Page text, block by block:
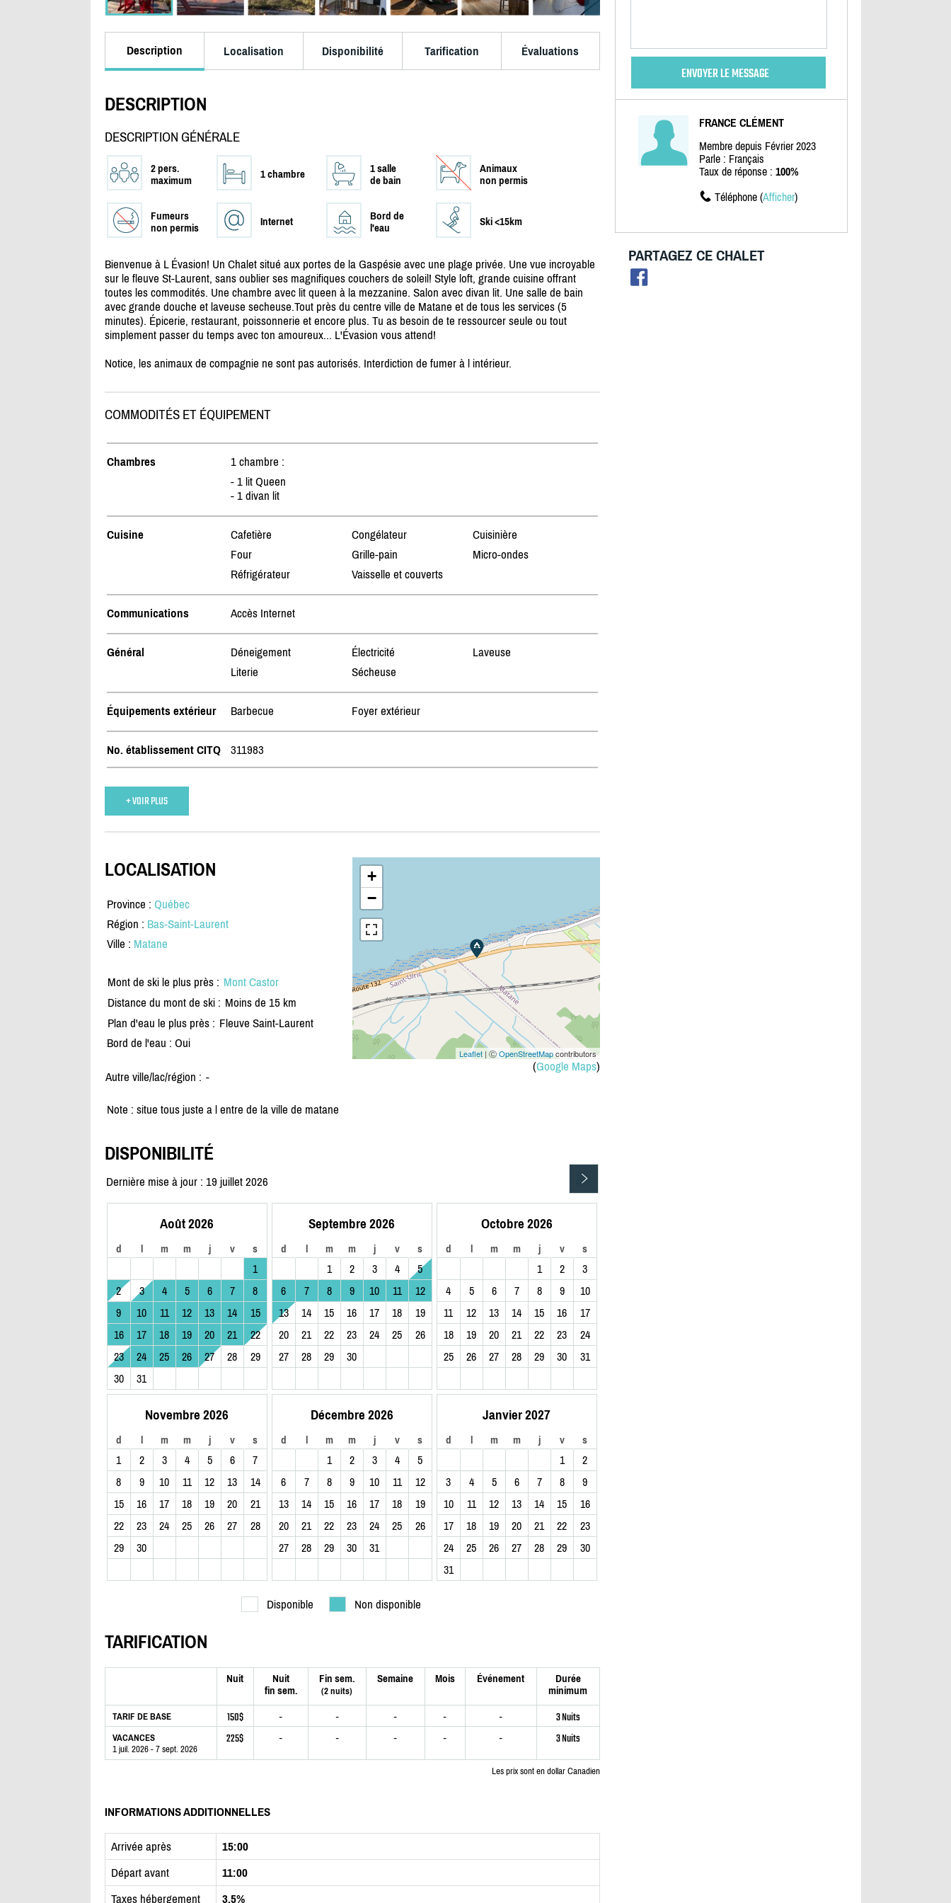
Description Localisation Disponibilité Tarification Évaluations
DESCRIPTION
DESCRIPTION GÉNÉRALE
2 pers.
maximum
1 chambre
1 salle
de bain
Animaux
non permis
Fumeurs
non permis
Internet
Bord de
l'eau
Ski <15km
Bienvenue à L Évasion! Un Chalet situé aux portes de la Gaspésie avec une plage privée. Une vue incroyable
sur le fleuve St-Laurent, sans oublier ses magnifiques couchers de soleil! Style loft, grande cuisine offrant
toutes les commodités. Une chambre avec lit queen à la mezzanine. Salon avec divan lit. Une salle de bain
avec grande douche et laveuse secheuse.Tout près du centre ville de Matane et de tous les services (5
minutes). Épicerie, restaurant, poissonnerie et encore plus. Tu as besoin de te ressourcer seule ou tout
simplement passer du temps avec ton amoureux... L'Évasion vous attend!
Notice, les animaux de compagnie ne sont pas autorisés. Interdiction de fumer à l intérieur.
COMMODITÉS ET ÉQUIPEMENT
Chambres
1 chambre :
- 1 lit Queen
- 1 divan lit
Cuisine Cafetière Congélateur
Cuisinière
Four
Grille-pain
Micro-ondes
Réfrigérateur
Vaisselle et couverts
Communications Accès Internet
Général Déneigement Électricité
Laveuse
Literie
Sécheuse
Équipements extérieur Barbecue Foyer extérieur
No. établissement CITQ 311983
+ VOIR PLUS
+
−
Leaflet| ⒸOpenStreetMapcontributors
(Google Maps)
LOCALISATION
Province : Québec
Région : Bas-Saint-Laurent
Ville : Matane
Mont de ski le plus près : Mont Castor
Distance du mont de ski : Moins de 15 km
Plan d'eau le plus près : Fleuve Saint-Laurent
Bord de l'eau : Oui
Autre ville/lac/région : -
Note : situe tous juste a l entre de la ville de matane
DISPONIBILITÉ
Dernière mise à jour : 19 juillet 2026
Août 2026
d l m m j v s
1
2
3 4 5 6 7
8
9
10 11 12 13 14
15
16
17 18 19 20 21
22
23
24 25 26 27 28
29
30
31
Septembre 2026
d l m m j v s
1 2 3 4
5
6
7 8 9 10 11
12
13
14 15 16 17 18
19
20
21 22 23 24 25
26
27
28 29 30
Octobre 2026
d l m m j v s
1 2
3
4
5 6 7 8 9
10
11
12 13 14 15 16
17
18
19 20 21 22 23
24
25
26 27 28 29 30 31
Novembre 2026
d l m m j v s
1 2 3 4 5 6
7
8
9 10 11 12 13
14
15
16 17 18 19 20
21
22
23 24 25 26 27
28
29
30
Décembre 2026
d l m m j v s
1 2 3 4
5
6
7 8 9 10 11
12
13
14 15 16 17 18
19
20
21 22 23 24 25
26
27
28 29 30 31
Janvier 2027
d l m m j v s
1
2
3
4 5 6 7 8
9
10
11 12 13 14 15
16
17
18 19 20 21 22
23
24
25 26 27 28 29
30
31
Disponible Non disponible
TARIFICATION
Nuit
Nuit
fin sem.
Fin sem.
(2 nuits)
Semaine Mois Événement
Durée
minimum
TARIF DE BASE 150$ - - - - - 3 Nuits
VACANCES
1 juil. 2026 - 7 sept. 2026
225$ - - - - - 3 Nuits
Les prix sont en dollar Canadien
INFORMATIONS ADDITIONNELLES
Arrivée après
15:00
Départ avant
11:00
Taxes hébergement
3.5%
FRANCE CLÉMENT
Membre depuis Février 2023
Parle : Français
Taux de réponse : 100%
Téléphone (Afficher)
PARTAGEZ CE CHALET